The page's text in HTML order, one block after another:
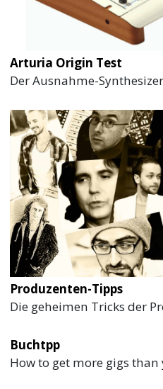
Arturia Origin Test
Der Ausnahme-
Produzenten-Tipps
Die geheimen Tricks der
Buchtpp
How to get more gigs